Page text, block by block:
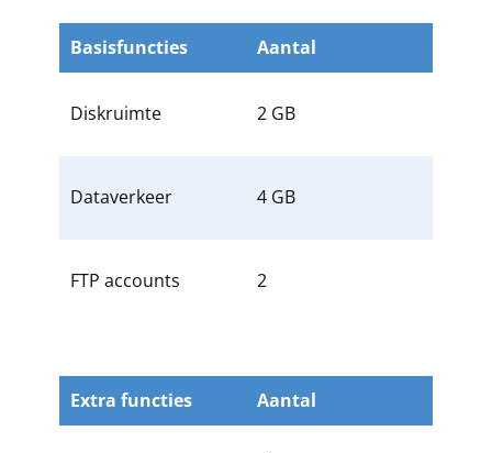
Basisfuncties Aantal
Diskruimte 2 GB
Dataverkeer 4 GB
FTP accounts 2
Extra functies Aantal